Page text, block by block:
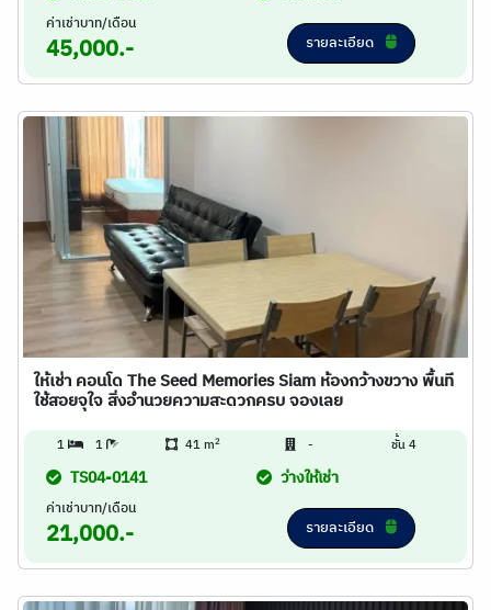
ค่าเช่าบาท/เดือน
45,000.- รายละเอียด
ให้เช่า คอนโด The Seed Memories Siam ห้องกว้างขวาง พื้นที
ใช้สอยจุใจ สิ่งอำนวยความสะดวกครบ จองเลย
1 1 41 m2 - ชั้น 4
TS04-0141 ว่างให้เช่า
ค่าเช่าบาท/เดือน
21,000.- รายละเอียด